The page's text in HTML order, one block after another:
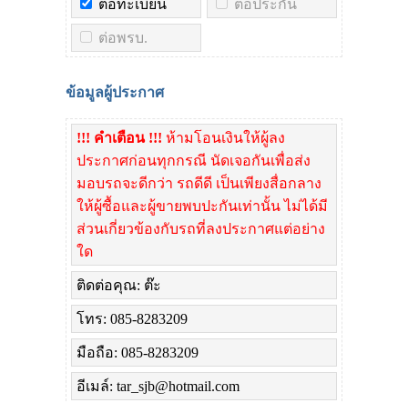
ต่อทะเบียน ต่อประกัน
ต่อพรบ.
ข้อมูลผู้ประกาศ
!!! คำเตือน !!! ห้ามโอนเงินให้ผู้ลง
ประกาศก่อนทุกกรณี นัดเจอกันเพื่อส่ง
มอบรถจะดีกว่า รถดีดี เป็นเพียงสื่อกลาง
ให้ผู้ซื้อและผู้ขายพบปะกันเท่านั้น ไม่ได้มี
ส่วนเกี่ยวข้องกับรถที่ลงประกาศแต่อย่าง
ใด
ติดต่อคุณ: ต๊ะ
โทร: 085-8283209
มือถือ: 085-8283209
อีเมล์: tar_sjb@hotmail.com